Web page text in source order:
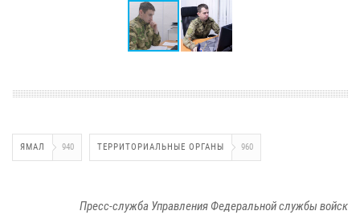
ЯМАЛ 940 ТЕРРИТОРИАЛЬНЫЕ ОРГАНЫ 960
Пресс-служба Управления Федеральной службы войск